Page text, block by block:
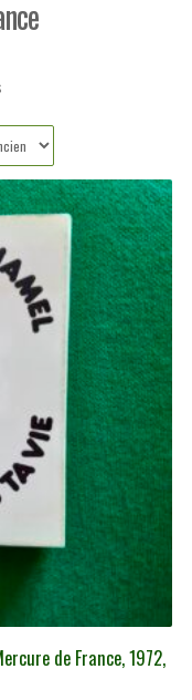
Trié
plus
récent
au
ancien
de France, 1972,